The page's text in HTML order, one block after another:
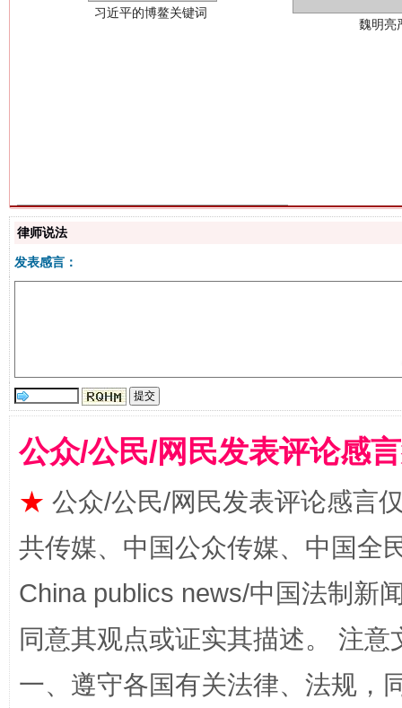
揭批美国五大"原罪" "炒
解纷+调解+退费，一次搞定
律师说法
发表感言：
公众/公民/网民发表评论感
★ 公众/公民/网民发表评论感言
共传媒、中国公众传媒、中国全
China publics news/中国法制新
同意其观点或证实其描述。 注
一、遵守各国有关法律、法规，